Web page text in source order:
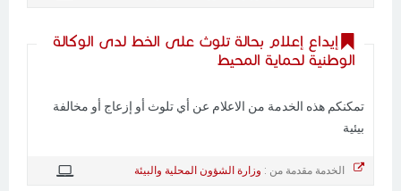
إيداع إعلام بحالة تلوث على الخط لدى الوكالة
الوطنية لحماية المحيط
تمكنكم هذه الخدمة من الاعلام عن أي تلوث أو إزعاج أو مخالفة
بيئية
الخدمة مقدمة من : وزارة الشؤون المحلية والبيئة